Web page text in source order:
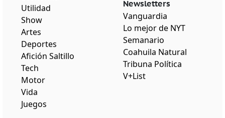
Utilidad
Show
Artes
Deportes
Afición Saltillo
Tech
Motor
Vida
Juegos
Newsletters
Vanguardia
Lo mejor de NYT
Semanario
Coahuila Natural
Tribuna Política
V+List